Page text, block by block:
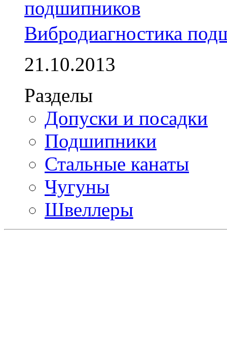
Вибродиагностика
21.10.2013
Разделы
Допуски и посадки
Подшипники
Стальные канаты
Чугуны
Швеллеры